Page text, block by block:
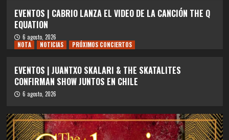
EVENTOS | CABRIO LANZA EL VIDEO DE LA CANCIÓN THE Q
EQUATION
6 agosto, 2026
NOTA
NOTICIAS PRÓXIMOS CONCIERTOS
EVENTOS | JUANTXO SKALARI & THE SKATALITES
CONFIRMAN SHOW JUNTOS EN CHILE
6 agosto, 2026